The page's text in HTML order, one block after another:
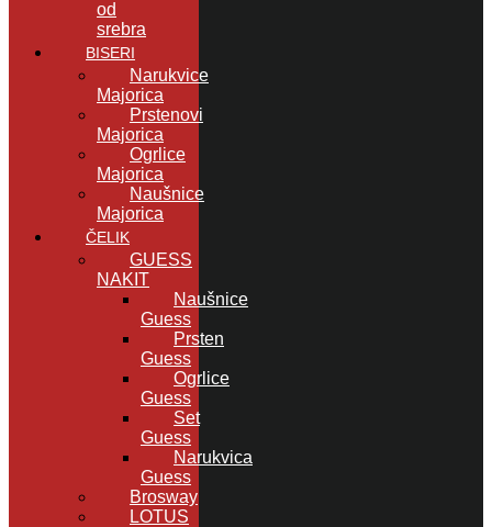
od
srebra
BISERI
Narukvice
Majorica
Prstenovi
Majorica
Ogrlice
Majorica
Naušnice
Majorica
ČELIK
GUESS
NAKIT
Naušnice
Guess
Prsten
Guess
Ogrlice
Guess
Set
Guess
Narukvica
Guess
Brosway
LOTUS